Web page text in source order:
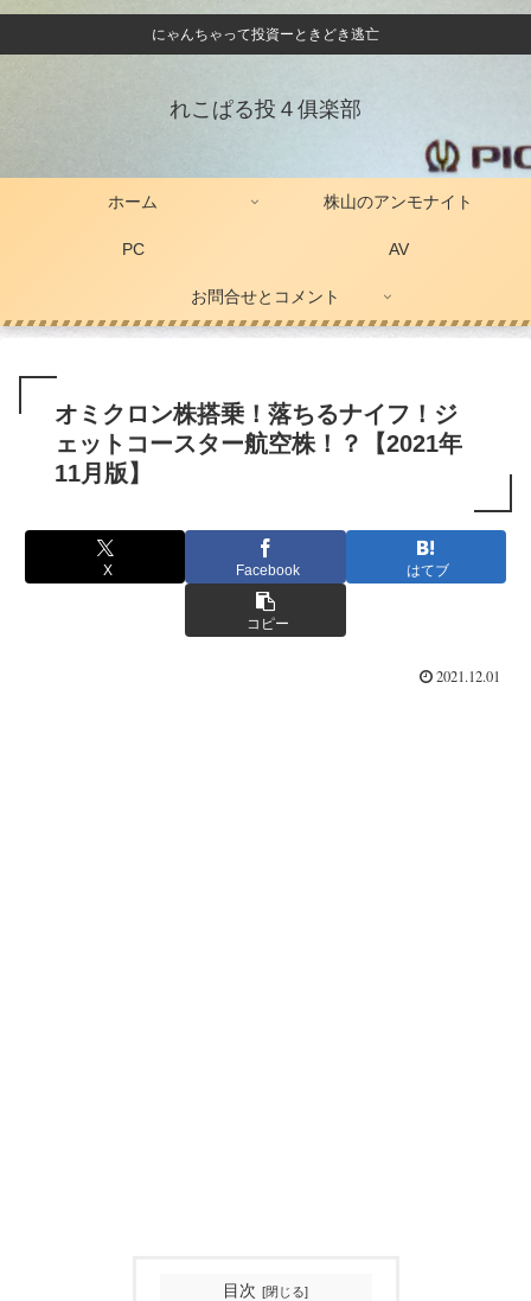
にゃんちゃって投資ーときどき逃亡
れこぱる投４俱楽部
ホーム 株山のアンモナイト
PC AV
お問合せとコメント
オミクロン株搭乗！落ちるナイフ！ジ
ェットコースター航空株！？【2021年
11月版】
X Facebook はてブ
コピー
2021.12.01
目次